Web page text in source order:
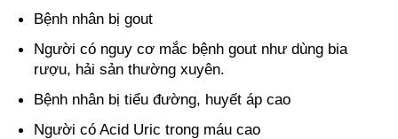
Bệnh nhân bị gout
Người có nguy cơ mắc bệnh gout như dùng bia
rượu, hải sản thường xuyên.
Bệnh nhân bị tiểu đường, huyết áp cao
Người có Acid Uric trong máu cao